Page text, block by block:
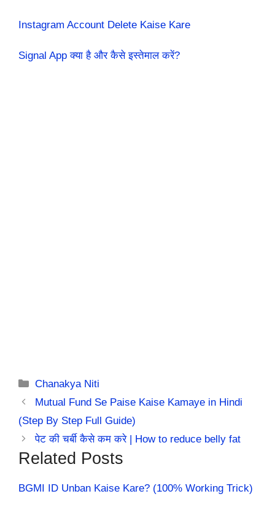
Instagram Account Delete Kaise Kare
Signal App क्या है और कैसे इस्तेमाल करें?
Categories
Chanakya Niti
Mutual Fund Se Paise Kaise Kamaye in Hindi
(Step By Step Full Guide)
पेट की चर्बी कैसे कम करे | How to reduce belly fat
Related Posts
BGMI ID Unban Kaise Kare? (100% Working Trick)